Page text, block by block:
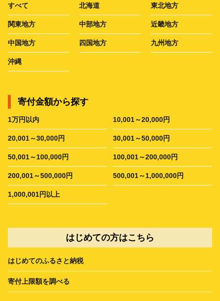
すべて 北海道 東北地方
関東地方 中部地方 近畿地方
中国地方 四国地方 九州地方
沖縄
寄付金額から探す
1万円以内 10,001～20,000円
20,001～30,000円 30,001～50,000円
50,001～100,000円 100,001～200,000円
200,001～500,000円 500,001～1,000,000円
1,000,001円以上
はじめての方はこちら
はじめてのふるさと納税
寄付上限額を調べる